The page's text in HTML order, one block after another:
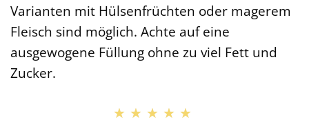
Varianten mit Hülsenfrüchten oder magerem
Fleisch sind möglich. Achte auf eine
ausgewogene Füllung ohne zu viel Fett und
Zucker.
★★★★★
★★★★★